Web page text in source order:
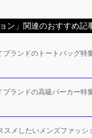
ン」関連のおすすめ記
ブランドのトートバッグ特
ブランドの高級パーカー特
スメしたいメンズファッシ